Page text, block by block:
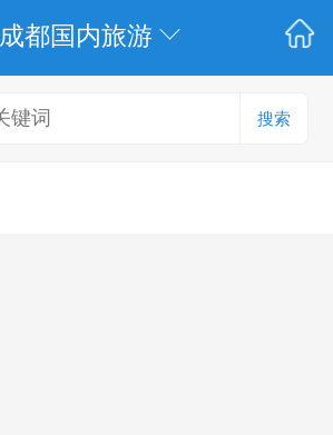
成都国内旅游
搜索